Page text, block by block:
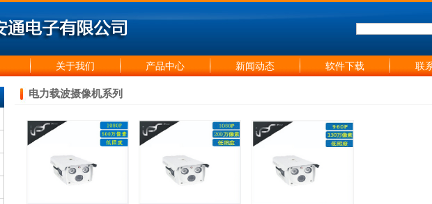
关于我们 产品中心 新闻动态 软件下载 联
电力载波摄像机系列